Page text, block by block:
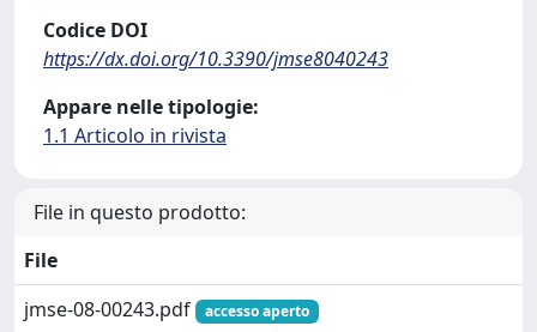
Codice DOI
https://dx.doi.org/10.3390/jmse8040243
Appare nelle tipologie:
1.1 Articolo in rivista
File in questo prodotto:
File
jmse-08-00243.pdf
accesso aperto